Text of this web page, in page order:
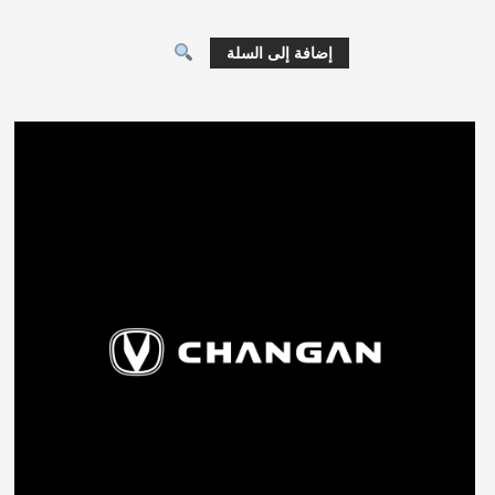
إضافة إلى السلة